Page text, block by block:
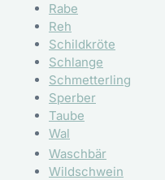
Rabe
Reh
Schildkröte
Schlange
Schmetterling
Sperber
Taube
Wal
Waschbär
Wildschwein